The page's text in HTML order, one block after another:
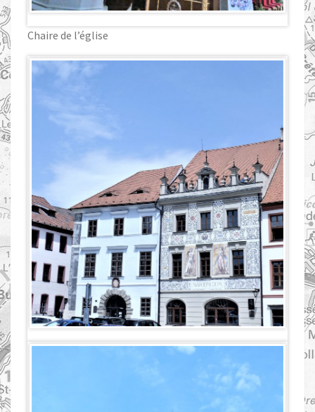
Chaire de l’église